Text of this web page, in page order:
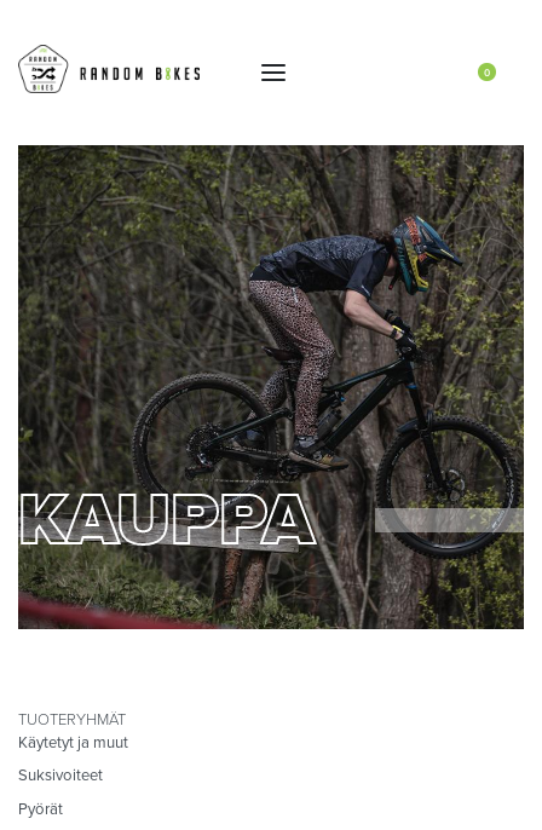
0
KAUPPA
TUOTERYHMÄT
Käytetyt ja muut
Suksivoiteet
Pyörät